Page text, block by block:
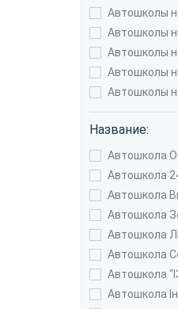
Автошколы
Автошколы
Автошколы
Автошколы
Автошколы
Название:
Автошкола
Автошкола
Автошкола
Автошкола
Автошкола
Автошкола
Автошкола
Автошкола